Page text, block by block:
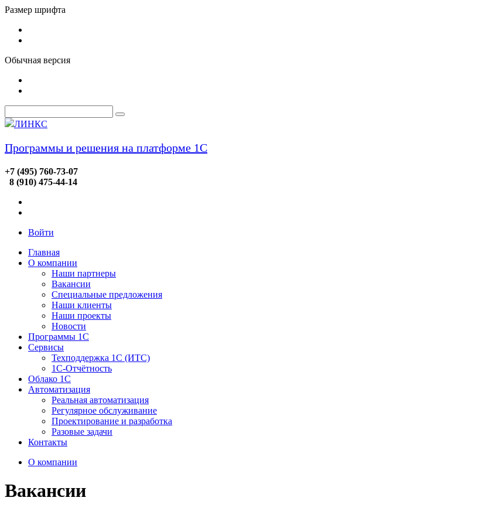
Размер шрифта
Обычная версия
ЛИНКС
Программы и решения на платформе 1С
+7 (495) 760-73-07
8 (910) 475-44-14
Войти
Главная
О компании
Наши партнеры
Вакансии
Специальные предложения
Наши клиенты
Наши проекты
Новости
Программы 1С
Сервисы
Техподдержка 1С (ИТС)
1С-Отчётность
Облако 1С
Автоматизация
Реальная автоматизация
Регулярное обслуживание
Проектирование и разработка
Разовые задачи
Контакты
О компании
Вакансии